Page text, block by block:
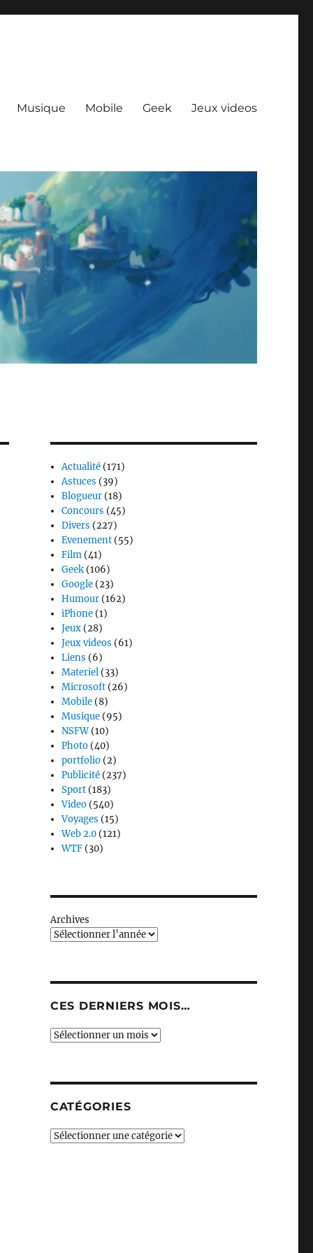
Musique Mobile Geek Jeux videos
Actualité (171)
Astuces (39)
Blogueur (18)
Concours (45)
Divers (227)
Evenement (55)
Film (41)
Geek (106)
Google (23)
Humour (162)
iPhone (1)
Jeux (28)
Jeux videos (61)
Liens (6)
Materiel (33)
Microsoft (26)
Mobile (8)
Musique (95)
NSFW(10)
Photo (40)
portfolio (2)
Publicité (237)
Sport (183)
Video (540)
Voyages (15)
Web 2.0 (121)
WTF (30)
Archives
CES DERNIERS MOIS…
Ces
CATÉGORIES
Catégories